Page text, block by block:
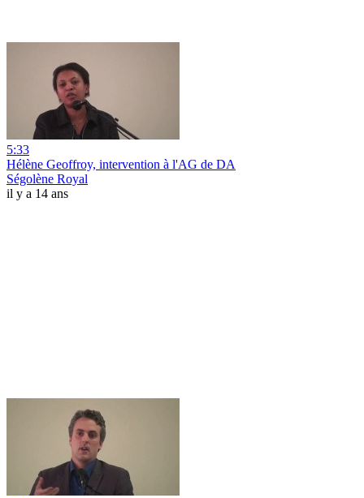
5:33
Hélène Geoffroy, intervention à l'AG de DA
Ségolène Royal
il y a 14 ans